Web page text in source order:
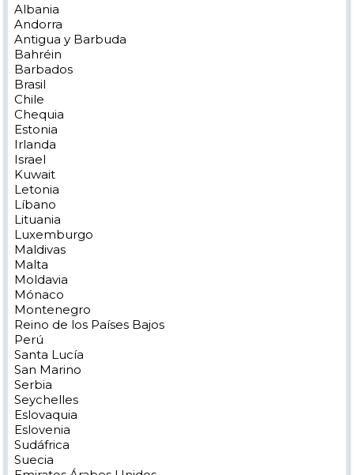
Albania
Andorra
Antigua y Barbuda
Bahréin
Barbados
Brasil
Chile
Chequia
Estonia
Irlanda
Israel
Kuwait
Letonia
Líbano
Lituania
Luxemburgo
Maldivas
Malta
Moldavia
Mónaco
Montenegro
Reino de los Países Bajos
Perú
Santa Lucía
San Marino
Serbia
Seychelles
Eslovaquia
Eslovenia
Sudáfrica
Suecia